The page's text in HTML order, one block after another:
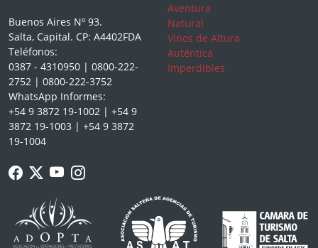
Buenos Aires Nº 93.
Salta, Capital. CP: A4402FDA
Teléfonos:
0387 - 4310950 | 0800-222-
2752 | 0800-222-3752
WhatsApp Informes:
+54 9 3872 19-1002 | +54 9
3872 19-1003 | +54 9 3872
19-1004
Aventura
Natural
Vinos de Altura
Auténtica
Imperdibles